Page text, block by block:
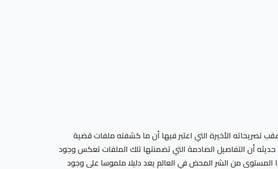
تصريحاته الأخيرة التي اعتبر فيها أن ما كشفته ملفات قضية
أن التفاصيل الصادمة التي تضمنتها تلك الملفات تعكس وجود
المستوى من الشر المحض في العالم يعد دليلا ملموسا على وجود